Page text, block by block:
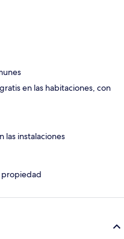
en las habitaciones, con
las instalaciones
propiedad